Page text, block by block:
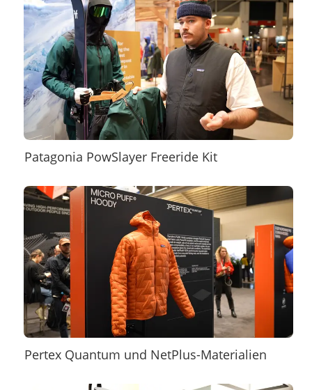
Patagonia PowSlayer Freeride Kit
Pertex Quantum und NetPlus-Materialien